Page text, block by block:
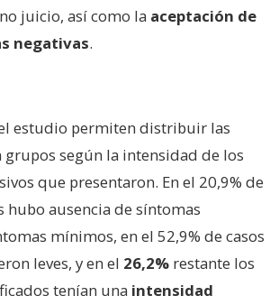
juicio, así como la aceptación de
negativas.
estudio permiten distribuir las
grupos según la intensidad de los
que presentaron. En el 20,9% de
hubo ausencia de síntomas
mínimos, en el 52,9% de casos
leves, y en el 26,2% restante los
tenían una intensidad